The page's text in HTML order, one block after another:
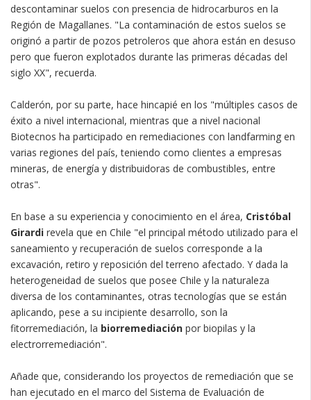
descontaminar suelos con presencia de hidrocarburos en la
Región de Magallanes. "La contaminación de estos suelos se
originó a partir de pozos petroleros que ahora están en desuso
pero que fueron explotados durante las primeras décadas del
siglo XX", recuerda.
Calderón, por su parte, hace hincapié en los "múltiples casos de
éxito a nivel internacional, mientras que a nivel nacional
Biotecnos ha participado en remediaciones con landfarming en
varias regiones del país, teniendo como clientes a empresas
mineras, de energía y distribuidoras de combustibles, entre
otras".
En base a su experiencia y conocimiento en el área, Cristóbal
Girardi revela que en Chile "el principal método utilizado para el
saneamiento y recuperación de suelos corresponde a la
excavación, retiro y reposición del terreno afectado. Y dada la
heterogeneidad de suelos que posee Chile y la naturaleza
diversa de los contaminantes, otras tecnologías que se están
aplicando, pese a su incipiente desarrollo, son la
fitorremediación, la biorremediación por biopilas y la
electrorremediación".
Añade que, considerando los proyectos de remediación que se
han ejecutado en el marco del Sistema de Evaluación de